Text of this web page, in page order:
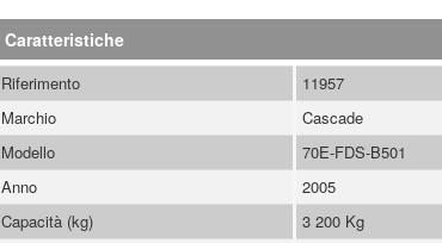
Caratteristiche
Riferimento
11957
Marchio
Cascade
Modello
70E-FDS-B501
Anno
2005
Capacità (kg)
3 200 Kg